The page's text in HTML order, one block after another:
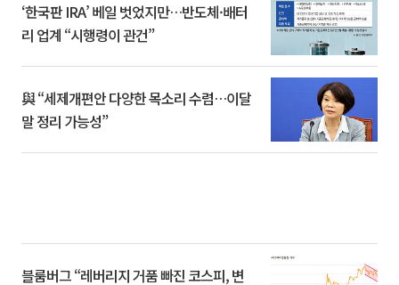
‘한국판 IRA’ 베일 벗었지만…반도체·배터
리 업계 “시행령이 관건”
與 “세제개편안 다양한 목소리 수렴…이달
말 정리 가능성”
블룸버그 “레버리지 거품 빠진 코스피, 변